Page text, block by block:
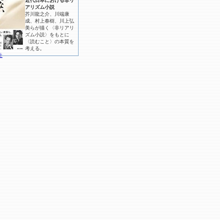
アリズム小説
芥川龍之介、川端康
成、村上春樹、川上弘
美らが描く〈非リアリ
ズム小説〉をもとに
〈読むこと〉の本質を
考える。